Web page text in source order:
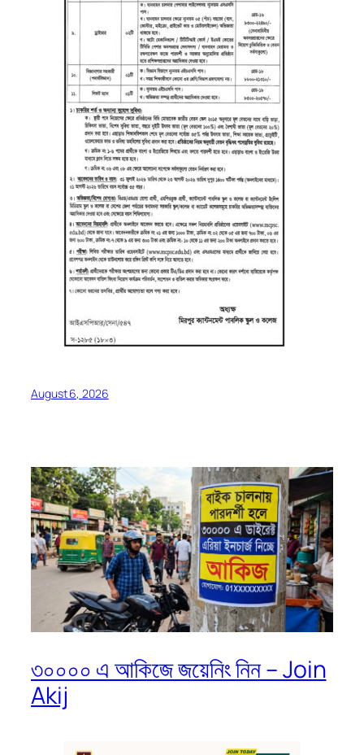
August 6, 2026
৩০০০০ এ আকিজে জয়েনিং নিন – Join
Akij